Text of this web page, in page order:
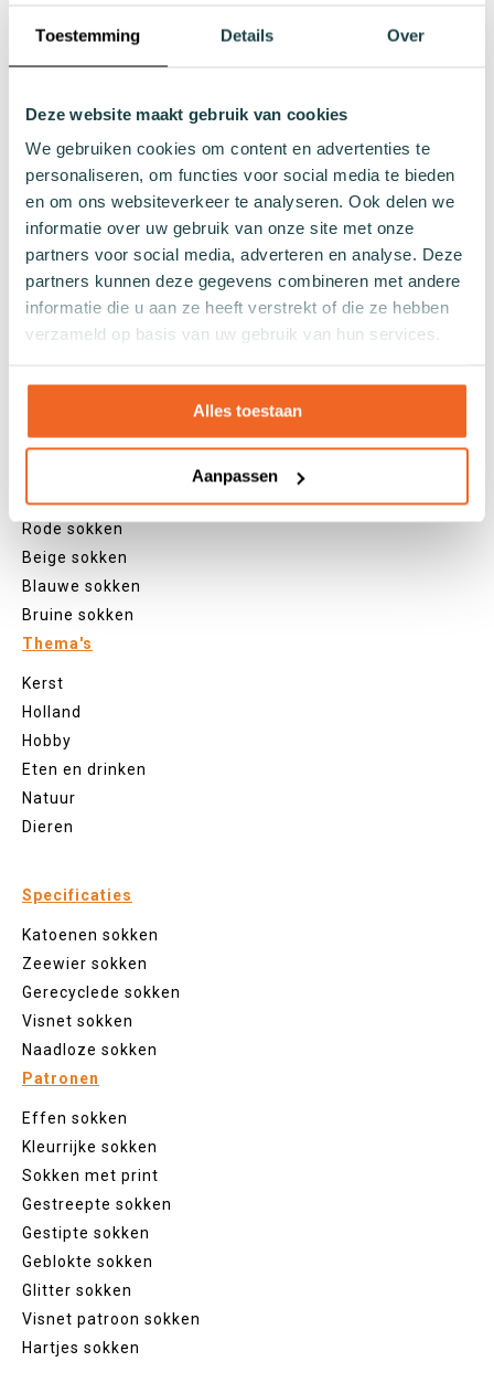
Toestemming Details Over
Deze website maakt gebruik van cookies
We gebruiken cookies om content en advertenties te
personaliseren, om functies voor social media te bieden
en om ons websiteverkeer te analyseren. Ook delen we
informatie over uw gebruik van onze site met onze
partners voor social media, adverteren en analyse. Deze
partners kunnen deze gegevens combineren met andere
informatie die u aan ze heeft verstrekt of die ze hebben
verzameld op basis van uw gebruik van hun services.
Alles toestaan
Aanpassen
Quarter sokken
Normale sokken
Kniekousen
Panty's
Kleuren
Veel kleurige sokken
Witte sokken
Zwarte sokken
Gele sokken
Oranje sokken
Roze sokken
Rode sokken
Beige sokken
Blauwe sokken
Bruine sokken
Thema's
Kerst
Holland
Hobby
Eten en drinken
Natuur
Dieren
Specificaties
Katoenen sokken
Zeewier sokken
Gerecyclede sokken
Visnet sokken
Naadloze sokken
Patronen
Effen sokken
Kleurrijke sokken
Sokken met print
Gestreepte sokken
Gestipte sokken
Geblokte sokken
Glitter sokken
Visnet patroon sokken
Hartjes sokken